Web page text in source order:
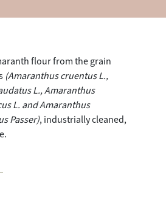
flour from the grain
(Amaranthus cruentus L.,
L., Amaranthus
L. and Amaranthus
Passer), industrially cleaned,